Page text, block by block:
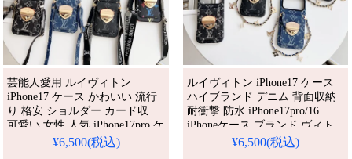
芸能人愛用 ルイヴィトン
iPhone17 ケース かわいい 流行
り 格安 ショルダー カード収納
可愛い 女性 人気 iPhone17pro ケ
ース iPhone17promax/16promax
¥6,500(税込)
ルイヴィトン iPhone17 ケース
ハイブランド デニム 背面収納
耐衝撃 防水 iPhone17pro/16
iPhoneケース ブランド ヴィト
ン iPhone15/14promax ケース チ
¥6,500(税込)